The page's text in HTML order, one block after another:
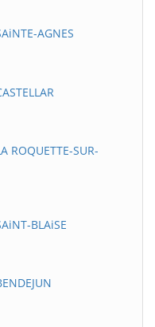
AGNES
SUR-
BLAiSE